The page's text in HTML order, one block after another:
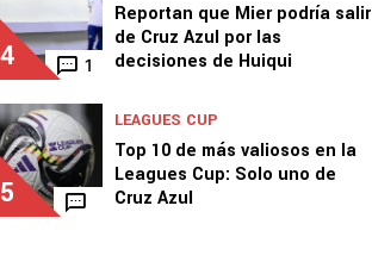
4 1
Reportan que Mier podría salir
de Cruz Azul por las
decisiones de Huiqui
5
LEAGUES CUP
Top 10 de más valiosos en la
Leagues Cup: Solo uno de
Cruz Azul